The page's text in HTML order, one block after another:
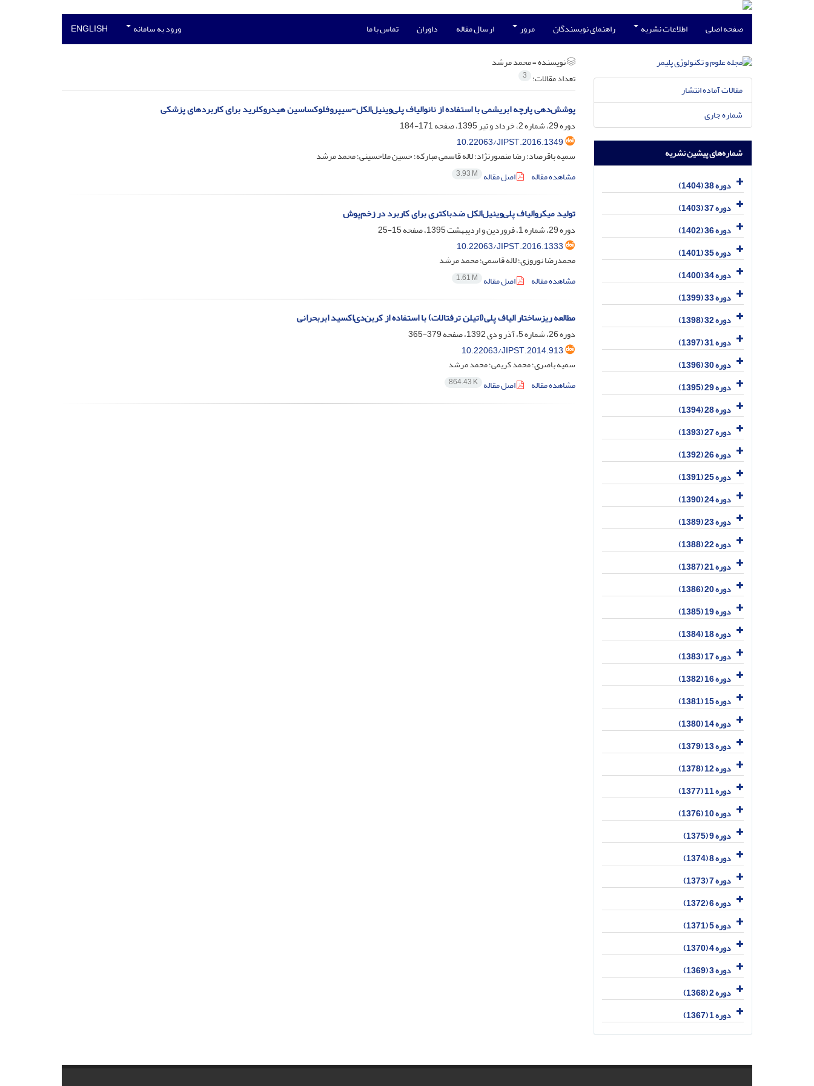
صفحه اصلی اطلاعات نشریه راهنمای نویسندگان مرور ارسال مقاله داوران تماس با ما ورود به سامانه ENGLISH
نویسنده =محمد مرشد
تعداد مقالات: 3
پوشش‌دهی پارچه ابریشمی با استفاده از نانوالیاف پلی‌وینیل‌الکل-سیپروفلوکساسین‌ هیدروکلرید برای کاربردهای پزشکی
دوره 29، شماره 2، خرداد و تیر 1395، صفحه
171-184
10.22063/JIPST.2016.1349
سمیه باقرصاد؛ رضا منصورنژاد؛ لاله قاسمی مبارکه؛ حسین ملاحسینی؛ محمد مرشد
مشاهده مقاله
اصل مقاله 3.93 M
تولید میکروالیاف پلی‌وینیل‌الکل ضدباکتری برای کاربرد در زخم‌پوش
دوره 29، شماره 1، فروردین و اردیبهشت 1395، صفحه
15-25
10.22063/JIPST.2016.1333
محمدرضا نوروزی؛ لاله قاسمی؛ محمد مرشد
مشاهده مقاله
اصل مقاله 1.61 M
مطالعه ریزساختار الیاف پلی(اتیلن ترفتالات) با استفاده از کربن‌دی‌اکسید ابربحرانی
دوره 26، شماره 5، آذر و دی 1392، صفحه
379-365
10.22063/JIPST.2014.913
سمیه باصری؛ محمد کریمی؛ محمد مرشد
مشاهده مقاله
اصل مقاله 864.43 K
مقالات آماده انتشار
شماره جاری
شماره‌های پیشین نشریه
دوره 38 (1404)
دوره 37 (1403)
دوره 36 (1402)
دوره 35 (1401)
دوره 34 (1400)
دوره 33 (1399)
دوره 32 (1398)
دوره 31 (1397)
دوره 30 (1396)
دوره 29 (1395)
دوره 28 (1394)
دوره 27 (1393)
دوره 26 (1392)
دوره 25 (1391)
دوره 24 (1390)
دوره 23 (1389)
دوره 22 (1388)
دوره 21 (1387)
دوره 20 (1386)
دوره 19 (1385)
دوره 18 (1384)
دوره 17 (1383)
دوره 16 (1382)
دوره 15 (1381)
دوره 14 (1380)
دوره 13 (1379)
دوره 12 (1378)
دوره 11 (1377)
دوره 10 (1376)
دوره 9 (1375)
دوره 8 (1374)
دوره 7 (1373)
دوره 6 (1372)
دوره 5 (1371)
دوره 4 (1370)
دوره 3 (1369)
دوره 2 (1368)
دوره 1 (1367)